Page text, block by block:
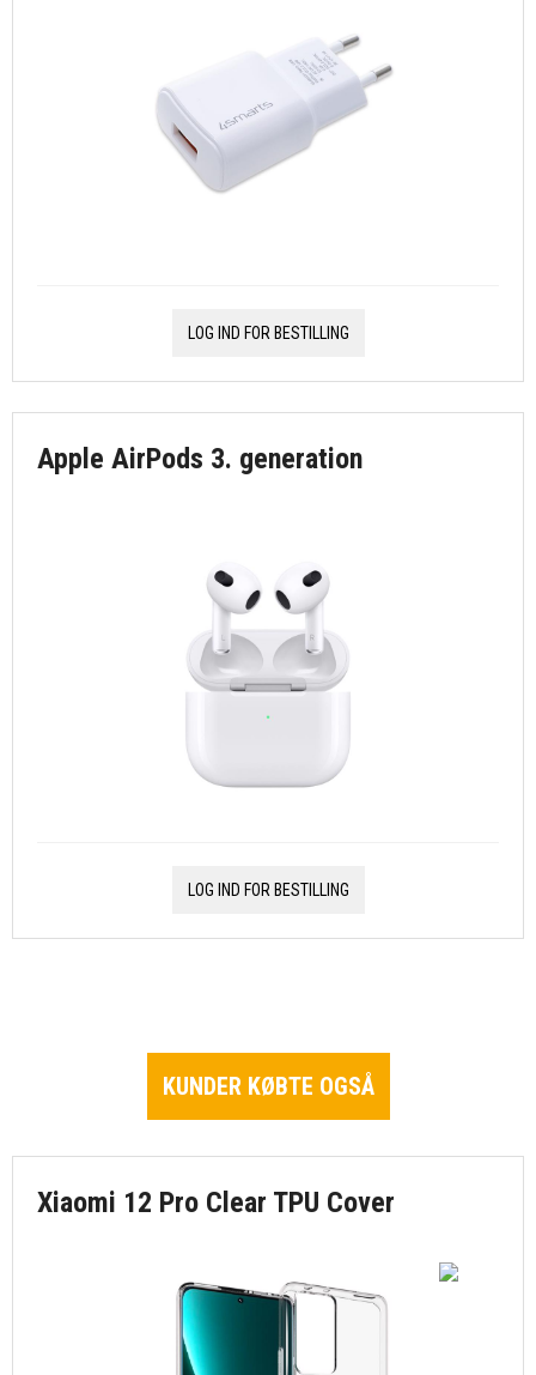
LOG IND FOR BESTILLING
Apple AirPods 3. generation
LOG IND FOR BESTILLING
KUNDER KØBTE OGSÅ
Xiaomi 12 Pro Clear TPU Cover